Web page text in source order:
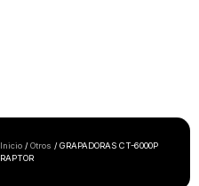
Inicio /Otros / GRAPADORAS CT-6000P
RAPTOR